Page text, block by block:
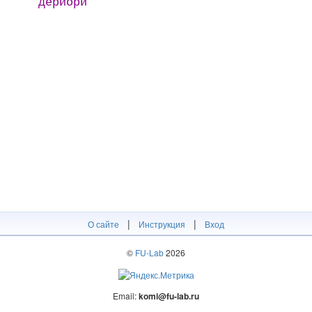
О сайте | Инструкция | Вход
© FU-Lab2026
Email:komi@fu-lab.ru